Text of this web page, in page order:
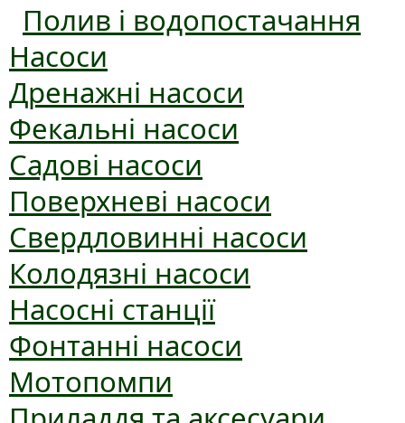
Полив і водопостачання
Насоси
Дренажні насоси
Фекальні насоси
Садові насоси
Поверхневі насоси
Свердловинні насоси
Колодязні насоси
Насосні станції
Фонтанні насоси
Мотопомпи